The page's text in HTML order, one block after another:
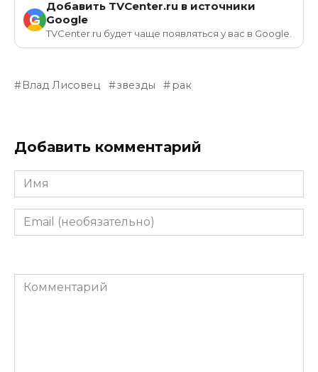
G
Добавить TVCenter.ru в источники
Google
TVCenter.ru будет чаще появляться у вас в Google.
Влад Лисовец звезды рак
Добавить комментарий
Имя
Email
(необязательно)
Комментарий